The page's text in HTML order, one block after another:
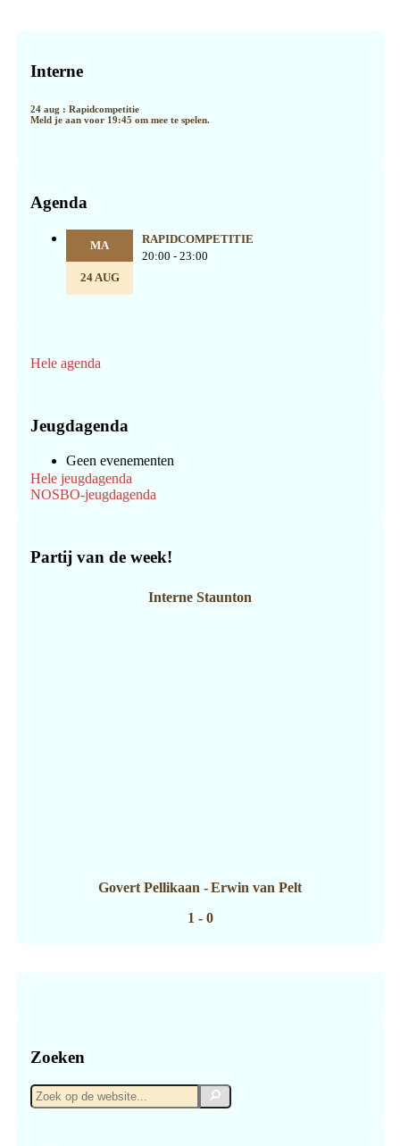
Sidebar
Interne
24 aug : Rapidcompetitie
Meld je aan voor 19:45 om mee te spelen.
Agenda
MA
24 AUG
RAPIDCOMPETITIE
20:00 - 23:00
Hele agenda
Jeugdagenda
Geen evenementen
Hele jeugdagenda
NOSBO-jeugdagenda
Partij van de week!
Interne Staunton
Govert Pellikaan - Erwin van Pelt
1 - 0
Zoeken
Zoek
op
Zoek